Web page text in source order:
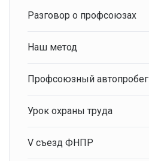
Разговор о профсоюзах
Наш метод
Профсоюзный автопробег
Урок охраны труда
V съезд ФНПР